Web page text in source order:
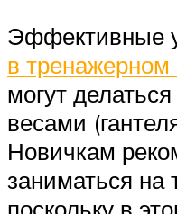
Эффективные
в
могут
весами
Новичкам
заниматься на